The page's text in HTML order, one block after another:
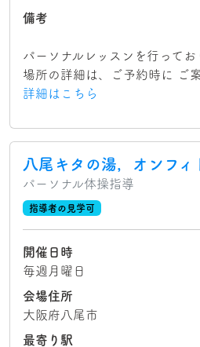
備考
パーソナルレッスンを行ってお
場所の詳細は、ご予約時に ご
詳細はこちら
八尾キタの湯，オンフィ
パーソナル体操指導
指導者の見学可
開催日時
毎週月曜日
会場住所
大阪府八尾市
最寄り駅